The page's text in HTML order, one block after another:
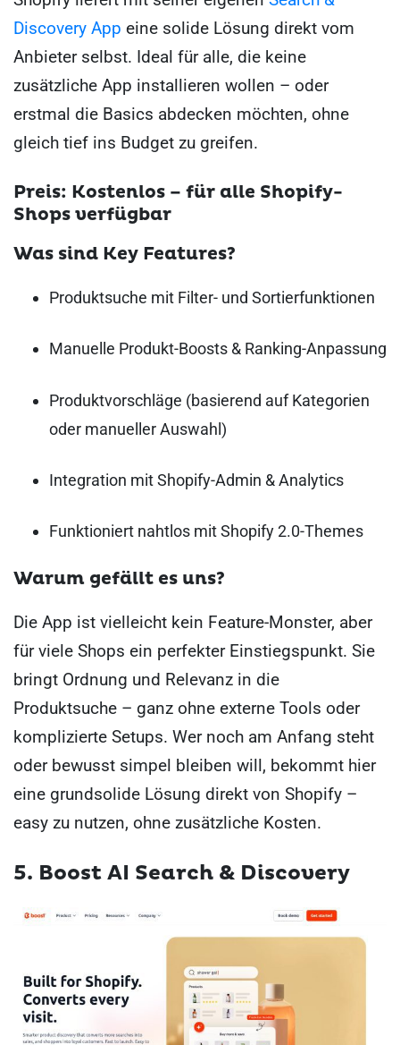
Discovery App eine solide Lösung direkt vom
Anbieter selbst. Ideal für alle, die keine
zusätzliche App installieren wollen – oder
erstmal die Basics abdecken möchten, ohne
gleich tief ins Budget zu greifen.
Preis: Kostenlos – für alle Shopify-
Shops verfügbar
Was sind Key Features?
Produktsuche mit Filter- und Sortierfunktionen
Manuelle Produkt-Boosts & Ranking-Anpassung
Produktvorschläge (basierend auf Kategorien
oder manueller Auswahl)
Integration mit Shopify-Admin & Analytics
Funktioniert nahtlos mit Shopify 2.0-Themes
Warum gefällt es uns?
Die App ist vielleicht kein Feature-Monster, aber
für viele Shops ein perfekter Einstiegspunkt. Sie
bringt Ordnung und Relevanz in die
Produktsuche – ganz ohne externe Tools oder
komplizierte Setups. Wer noch am Anfang steht
oder bewusst simpel bleiben will, bekommt hier
eine grundsolide Lösung direkt von Shopify –
easy zu nutzen, ohne zusätzliche Kosten.
5. Boost AI Search & Discovery